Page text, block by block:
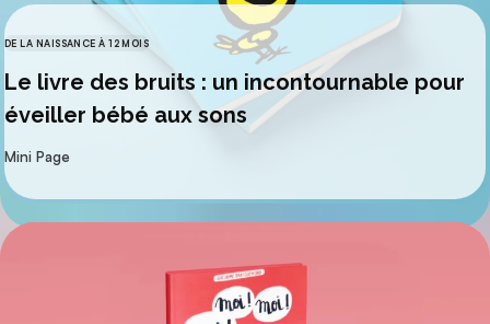
CATÉGORIES
DE LA NAISSANCE À 12 MOIS
Le livre des bruits : un incontournable pour
éveiller bébé aux sons
par
Mini Page